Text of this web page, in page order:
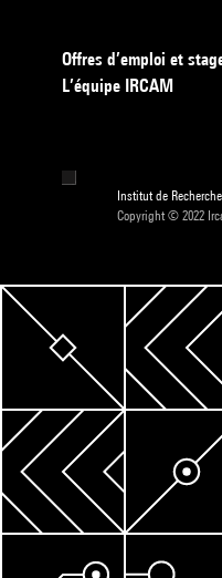
Offres d’emploi et
L’équipe IRCAM
Institut de
Copyright © 2022